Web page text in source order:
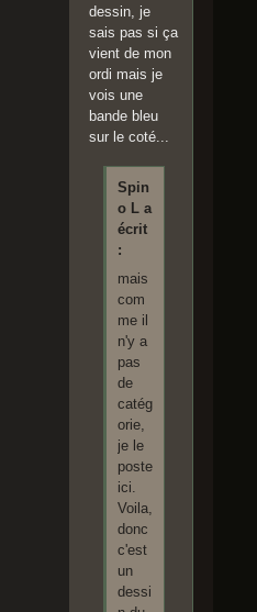
dessin, je
sais pas si ça
vient de mon
ordi mais je
vois une
bande bleu
sur le coté...
Spin
o L a
écrit
:
mais
com
me il
n'y a
pas
de
catég
orie,
je le
poste
ici.
Voila,
donc
c'est
un
dessi